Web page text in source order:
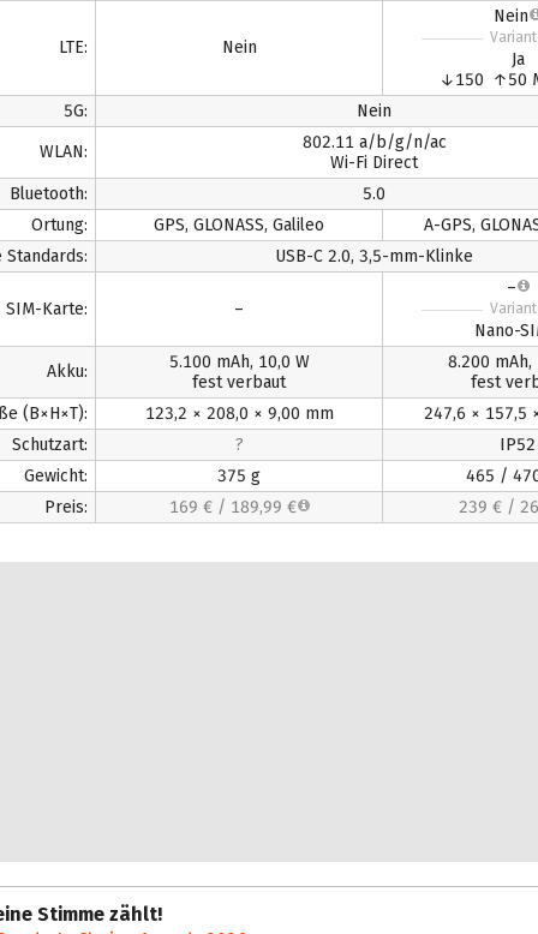
LTE: Nein
Nein
Ja
↓150 ↑50
5G:
Nein
WLAN:
802.11 a/b/g/n/ac
Wi-Fi Direct
Bluetooth:
5.0
Ortung:
GPS, GLONASS, Galileo
A-GPS,
Standards:
USB-C 2.0, 3,5-mm-Klinke
SIM-Karte: –
–
Nano-
Akku:
5.100 mAh, 10,0 W
fest verbaut
8.200 mAh,
fest
(B×H×T):
123,2 × 208,0 × 9,00 mm
247,6 × 157,5
Schutzart:
?
IP52
Gewicht:
375 g
465 /
Preis:
169 €/ 189,99 € 239 € /
Stimme zählt!